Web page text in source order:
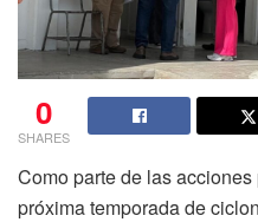
0
SHARES
Como parte de las
próxima temporada de